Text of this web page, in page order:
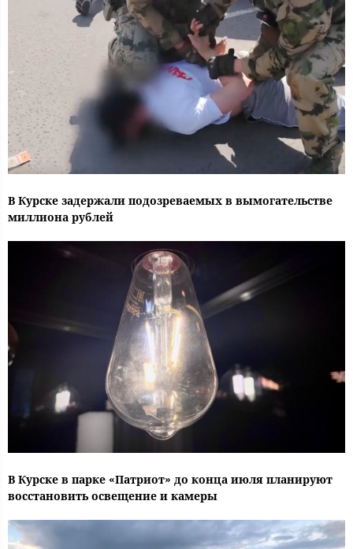
В Курске задержали подозреваемых в вымогательстве
миллиона рублей
В Курске в парке «Патриот» до конца июля планируют
восстановить освещение и камеры